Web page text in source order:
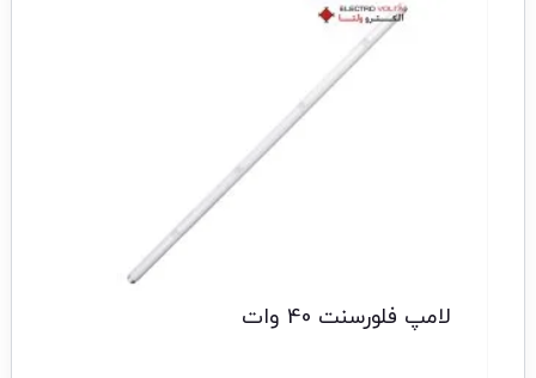
لامپ فلورسنت 40 وات